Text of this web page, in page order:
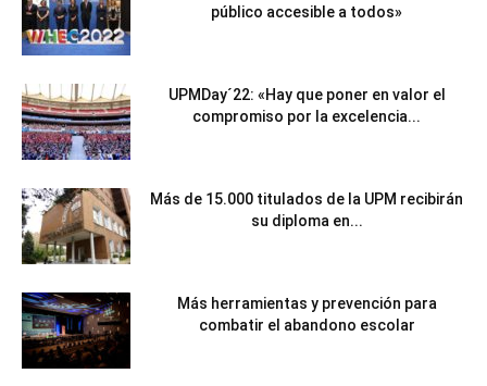
público accesible a todos»
UPMDay´22: «Hay que poner en valor el
compromiso por la excelencia...
Más de 15.000 titulados de la UPM recibirán
su diploma en...
Más herramientas y prevención para
combatir el abandono escolar